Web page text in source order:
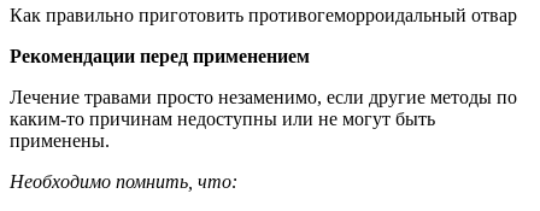
Как правильно приготовить противогеморроидальный отвар
Рекомендации перед применением
Лечение травами просто незаменимо, если другие методы по
каким-то причинам недоступны или не могут быть
применены.
Необходимо помнить, что: